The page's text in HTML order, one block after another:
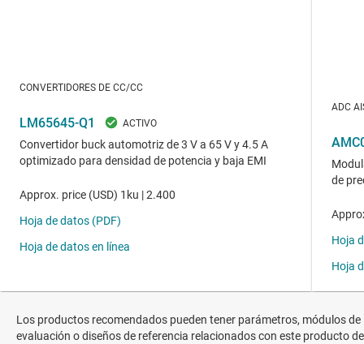
Los productos recomendados pueden tener parámetros, módulos de
evaluación o diseños de referencia relacionados con este producto de